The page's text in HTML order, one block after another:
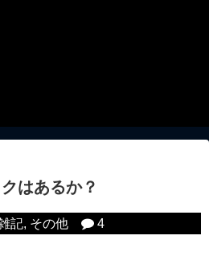
はあるか？
記, その他 4